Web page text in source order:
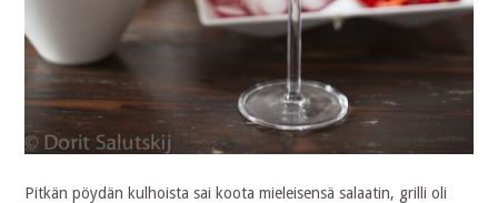
Pitkän pöydän kulhoista sai koota mieleisensä salaatin, grilli oli